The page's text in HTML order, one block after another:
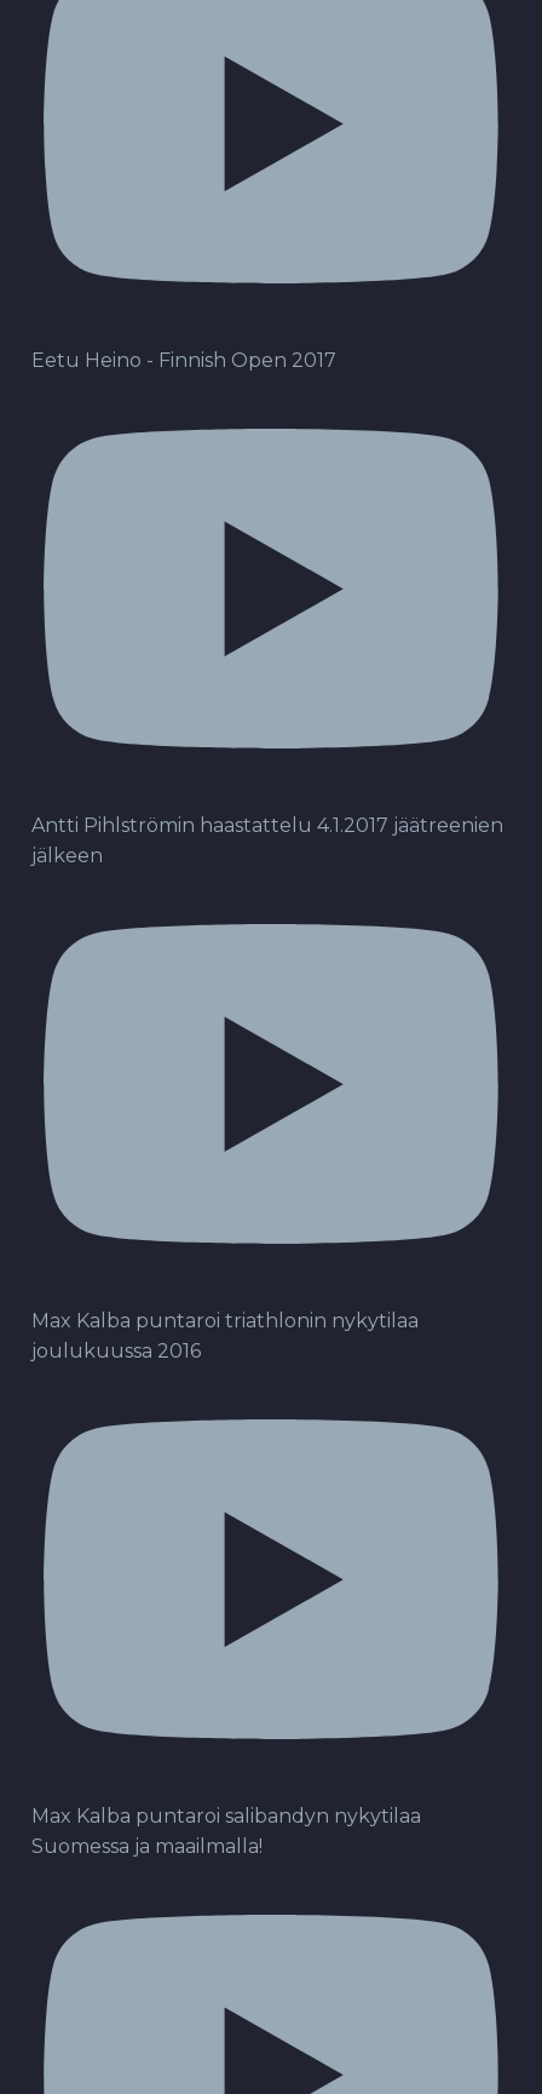
Eetu Heino - Finnish Open 2017
Antti Pihlströmin haastattelu 4.1.2017 jäätreenien
jälkeen
Max Kalba puntaroi triathlonin nykytilaa
joulukuussa 2016
Max Kalba puntaroi salibandyn nykytilaa
Suomessa ja maailmalla!